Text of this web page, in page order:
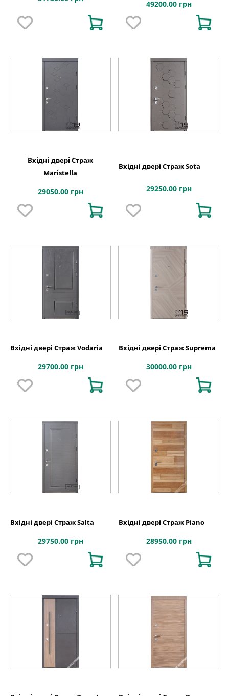
49200.00 грн
Вхідні двері Страж
Maristella
29050.00 грн
Вхідні двері Страж Sota
29250.00 грн
Вхідні двері Страж Vodaria
29700.00 грн
Вхідні двері Страж Suprema
30000.00 грн
Вхідні двері Страж Salta
29750.00 грн
Вхідні двері Страж Piano
28950.00 грн